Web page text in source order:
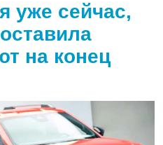
уже сейчас,
на конец